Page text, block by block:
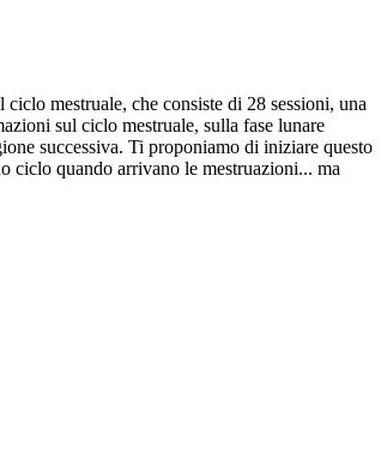
mestruale, che consiste di 28 sessioni, una
sul ciclo mestruale, sulla fase lunare
successiva. Ti proponiamo di iniziare questo
ciclo quando arrivano le mestruazioni... ma